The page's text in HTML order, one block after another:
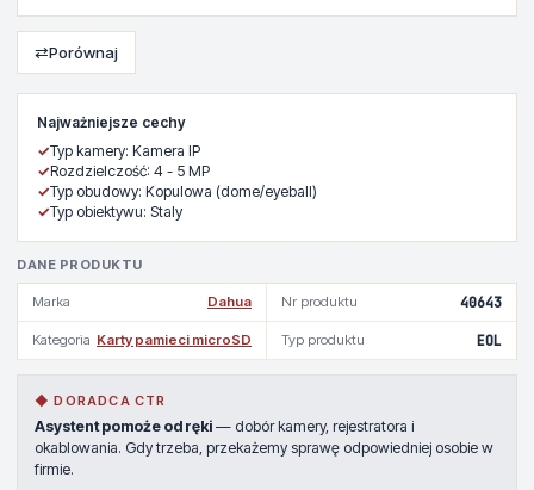
Najważniejsze cechy
✓Typ kamery: Kamera IP
✓Rozdzielczość: 4 - 5 MP
✓Typ obudowy: Kopulowa (dome/eyeball)
✓Typ obiektywu: Staly
DANE PRODUKTU
Marka Dahua Nr produktu 40643
Kategoria Karty pamieci microSD Typ produktu EOL
◆ DORADCA CTR
Asystent pomoże od ręki — dobór kamery, rejestratora i
okablowania. Gdy trzeba, przekażemy sprawę odpowiedniej osobie w
firmie.
⇄Porównaj